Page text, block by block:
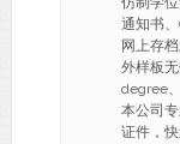
通知书
网上存
外样板
degree
本公司
证件，